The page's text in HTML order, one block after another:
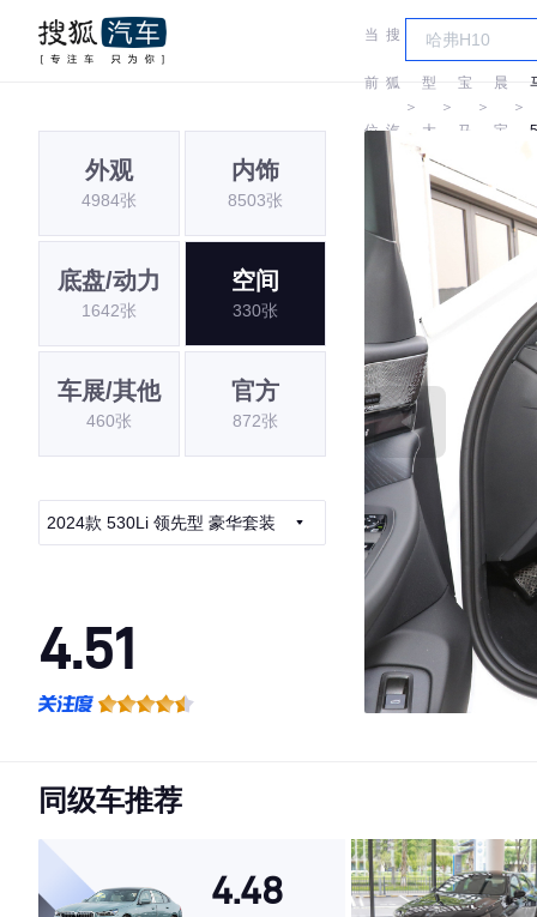
当
前
位
搜
狐
汽
车
＞
车
型
大
全
＞
宝
马
＞
晨
宝
＞
5
外观
4984张
内饰
8503张
底盘/动力
1642张
空间
330张
车展/其他
460张
官方
872张
2024款 530Li 领先型 豪华套装
4.51
·空间表现较为优秀，优于50%同级车
同级车推荐
4.48